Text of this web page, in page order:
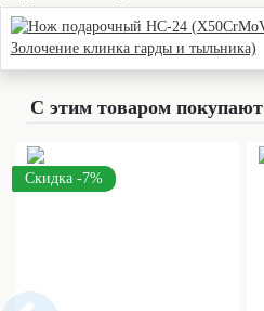
С этим товаром покупают
Скидка -7%